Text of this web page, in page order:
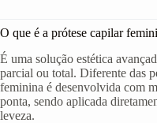
O que é a prótese capilar
É uma solução estética
parcial ou total. Diferente das
feminina é desenvolvida com
ponta, sendo aplicada
leveza.